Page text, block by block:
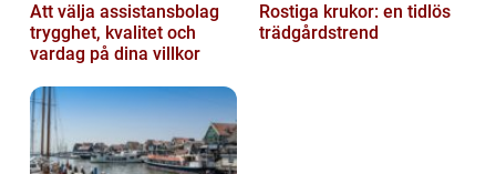
Att välja assistansbolag
trygghet, kvalitet och
vardag på dina villkor
Rostiga krukor: en tidlös
trädgårdstrend